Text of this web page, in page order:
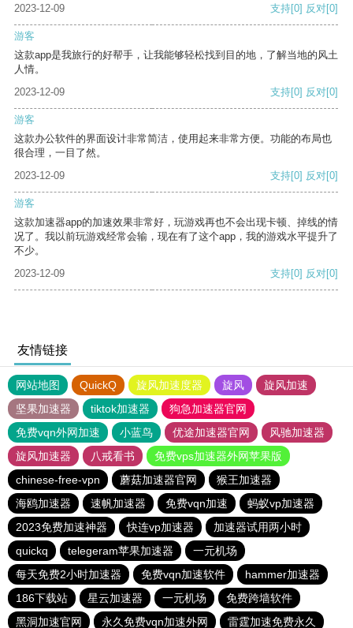
2023-12-09 支持[0] 反对[0]
游客
这款app是我旅行的好帮手，让我能够轻松找到目的地，了解当地的风土
人情。
2023-12-09
支持[0] 反对[0]
游客
这款办公软件的界面设计非常简洁，使用起来非常方便。功能的布局也
很合理，一目了然。
2023-12-09
支持[0] 反对[0]
游客
这款加速器app的加速效果非常好，玩游戏再也不会出现卡顿、掉线的情
况了。我以前玩游戏经常会输，现在有了这个app，我的游戏水平提升了
不少。
2023-12-09
支持[0] 反对[0]
友情链接
网站地图 QuickQ 旋风加速度器 旋风
旋风加速
坚果加速器
tiktok加速器
狗急加速器官网
免费vqn外网加速
小蓝鸟 优途加速器官网
风驰加速器
旋风加速器
八戒看书
免费vps加速器外网苹果版
chinese-free-vpn
蘑菇加速器官网
猴王加速器
海鸥加速器
速帆加速器 免费vqn加速
蚂蚁vp加速器
2023免费加速神器
快连vp加速器
加速器试用两小时
quickq
telegeram苹果加速器
一元机场
每天免费2小时加速器
免费vqn加速软件
hammer加速器
186下载站
星云加速器 一元机场
免费跨墙软件
黑洞加速官网
永久免费vqn加速外网 雷霆加速免费永久